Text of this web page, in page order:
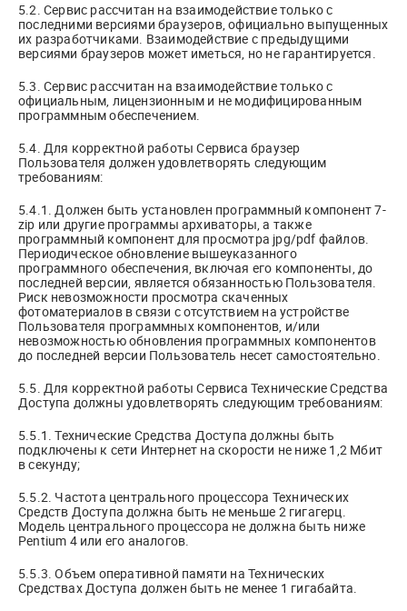
5.2. Сервис рассчитан на взаимодействие только с
последними версиями браузеров, официально выпущенных
их разработчиками. Взаимодействие с предыдущими
версиями браузеров может иметься, но не гарантируется.
5.3. Сервис рассчитан на взаимодействие только с
официальным, лицензионным и не модифицированным
программным обеспечением.
5.4. Для корректной работы Сервиса браузер
Пользователя должен удовлетворять следующим
требованиям:
5.4.1. Должен быть установлен программный компонент 7-
zip или другие программы архиваторы, а также
программный компонент для просмотра jpg/pdf файлов.
Периодическое обновление вышеуказанного
программного обеспечения, включая его компоненты, до
последней версии, является обязанностью Пользователя.
Риск невозможности просмотра скаченных
фотоматериалов в связи с отсутствием на устройстве
Пользователя программных компонентов, и/или
невозможностью обновления программных компонентов
до последней версии Пользователь несет самостоятельно.
5.5. Для корректной работы Сервиса Технические Средства
Доступа должны удовлетворять следующим требованиям:
5.5.1. Технические Средства Доступа должны быть
подключены к сети Интернет на скорости не ниже 1,2 Мбит
в секунду;
5.5.2. Частота центрального процессора Технических
Средств Доступа должна быть не меньше 2 гигагерц.
Модель центрального процессора не должна быть ниже
Pentium 4 или его аналогов.
5.5.3. Объем оперативной памяти на Технических
Средствах Доступа должен быть не менее 1 гигабайта.